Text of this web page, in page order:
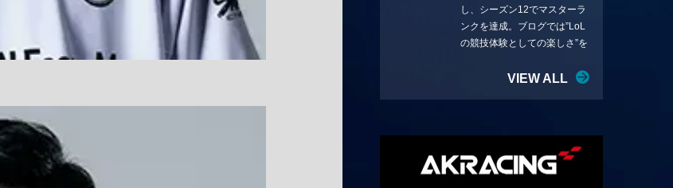
@mlunias（Photo by
Subaru.F.）
し、シーズン12でマスターラ
ンクを達成。ブログでは”LoL
の競技体験としての楽しさ”を
リーを愛し、元ADCメイン
VIEW ALL